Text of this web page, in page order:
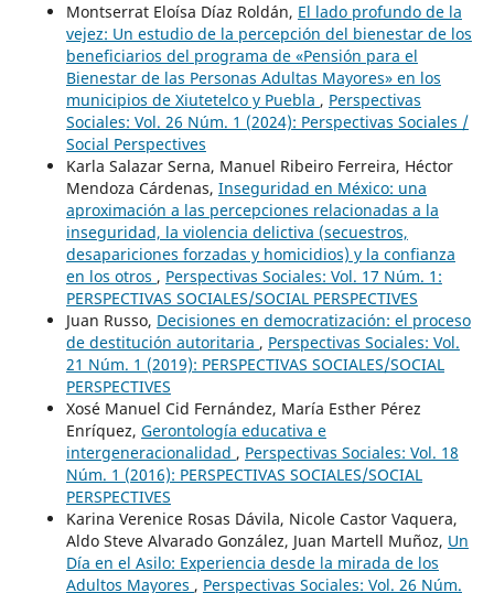
Montserrat Eloísa Díaz Roldán, El lado profundo de la
vejez: Un estudio de la percepción del bienestar de los
beneficiarios del programa de «Pensión para el
Bienestar de las Personas Adultas Mayores» en los
municipios de Xiutetelco y Puebla , Perspectivas
Sociales: Vol. 26 Núm. 1 (2024): Perspectivas Sociales /
Social Perspectives
Karla Salazar Serna, Manuel Ribeiro Ferreira, Héctor
Mendoza Cárdenas, Inseguridad en México: una
aproximación a las percepciones relacionadas a la
inseguridad, la violencia delictiva (secuestros,
desapariciones forzadas y homicidios) y la confianza
en los otros , Perspectivas Sociales: Vol. 17 Núm. 1:
PERSPECTIVAS SOCIALES/SOCIAL PERSPECTIVES
Juan Russo, Decisiones en democratización: el proceso
de destitución autoritaria , Perspectivas Sociales: Vol.
21 Núm. 1 (2019): PERSPECTIVAS SOCIALES/SOCIAL
PERSPECTIVES
Xosé Manuel Cid Fernández, María Esther Pérez
Enríquez, Gerontología educativa e
intergeneracionalidad , Perspectivas Sociales: Vol. 18
Núm. 1 (2016): PERSPECTIVAS SOCIALES/SOCIAL
PERSPECTIVES
Karina Verenice Rosas Dávila, Nicole Castor Vaquera,
Aldo Steve Alvarado González, Juan Martell Muñoz, Un
Día en el Asilo: Experiencia desde la mirada de los
Adultos Mayores , Perspectivas Sociales: Vol. 26 Núm.